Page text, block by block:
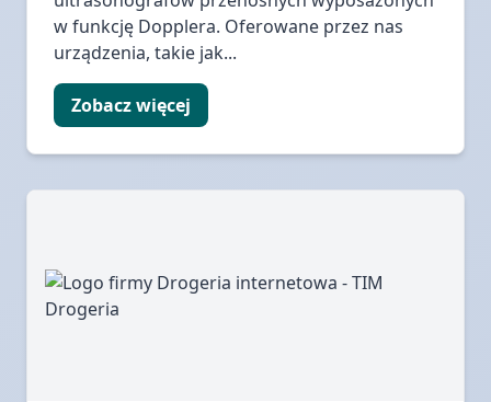
w funkcję Dopplera. Oferowane przez nas
urządzenia, takie jak...
Zobacz więcej